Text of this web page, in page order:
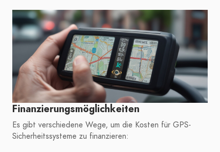
Finanzierungsmöglichkeiten
Es gibt verschiedene Wege, um die Kosten für GPS-
Sicherheitssysteme zu finanzieren: